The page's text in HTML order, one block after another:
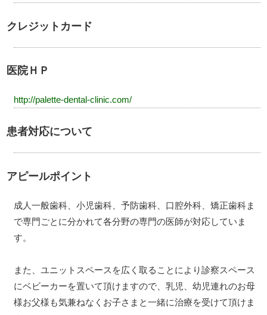
クレジットカード
医院ＨＰ
http://palette-dental-clinic.com/
患者対応について
アピールポイント
成人一般歯科、小児歯科、予防歯科、口腔外科、矯正歯科ま
で専門ごとに分かれて各分野の専門の医師が対応していま
す。
また、ユニットスペースを広く取ることにより診察スペース
にベビーカーを置いて頂けますので、乳児、幼児連れのお母
様お父様も気兼ねなくお子さまと一緒に治療を受けて頂けま